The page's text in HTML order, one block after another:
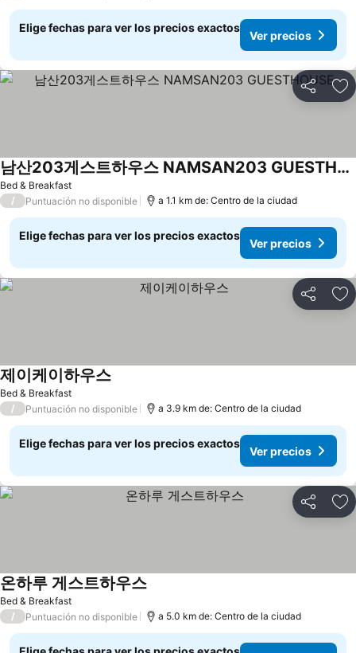
Elige fechas para ver los precios exactos
Ver precios
Compartir
Bed & Breakfast
남산203게스트하우스 NAMSAN203 GUESTHOUSE
Ver precios
/ Puntuación no disponible a 1.1 km de: Centro de la ciudad
Elige fechas para ver los precios exactos
Ver precios
Compartir
Bed & Breakfast
제이케이하우스Ver precios
/ Puntuación no disponible a 3.9 km de: Centro de la ciudad
Elige fechas para ver los precios exactos
Ver precios
Compartir
Bed & Breakfast
온하루 게스트하우스Ver precios
/ Puntuación no disponible a 5.0 km de: Centro de la ciudad